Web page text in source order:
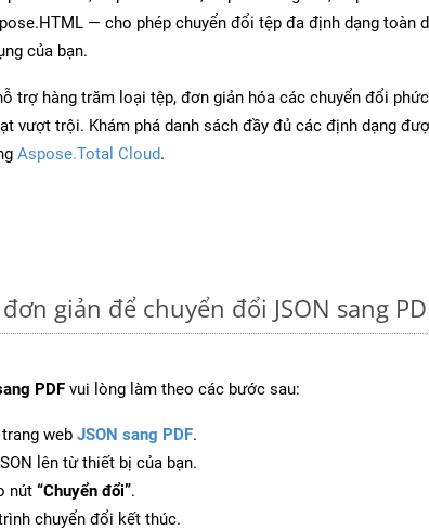
— cho phép chuyển đổi tệp đa định dạng toàn
của bạn.
trợ hàng trăm loại tệp, đơn giản hóa các chuyển đổi
vượt trội. Khám phá danh sách đầy đủ các định dạng
Aspose.Total Cloud.
giản để chuyển đổi JSON sang
PDF vui lòng làm theo các bước sau:
web JSON sang PDF.
lên từ thiết bị của bạn.
nút “Chuyển đổi”.
chuyển đổi kết thúc.